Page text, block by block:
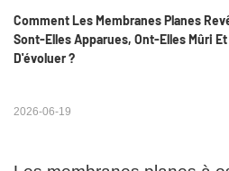
Comment Les Membranes Planes
Sont-Elles Apparues, Ont-Elles Mûri
D'évoluer ?
2026-06-19